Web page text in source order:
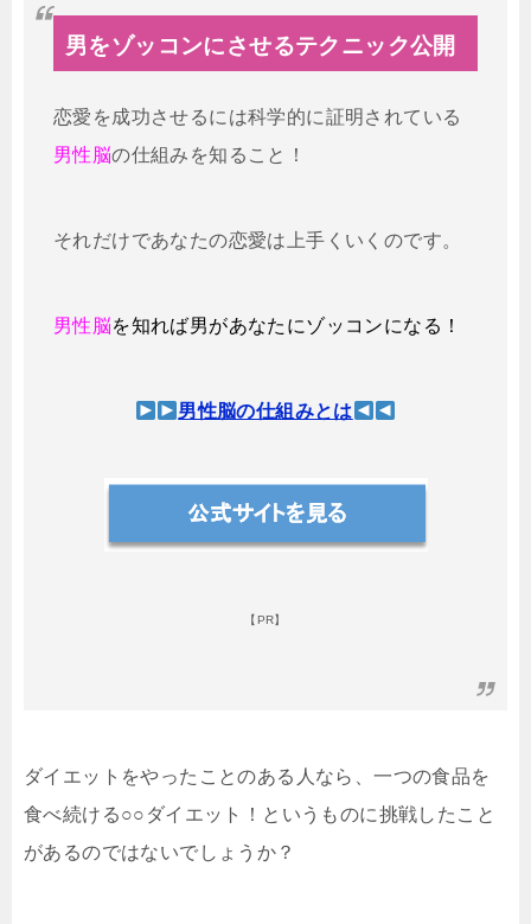
男をゾッコンにさせるテクニック公開
恋愛を成功させるには科学的に証明されている
男性脳の仕組みを知ること！
それだけであなたの恋愛は上手くいくのです。
男性脳を知れば男があなたにゾッコンになる！
男性脳の仕組みとは
【PR】
ダイエットをやったことのある人なら、一つの食品を
食べ続ける○○ダイエット！というものに挑戦したこと
があるのではないでしょうか？